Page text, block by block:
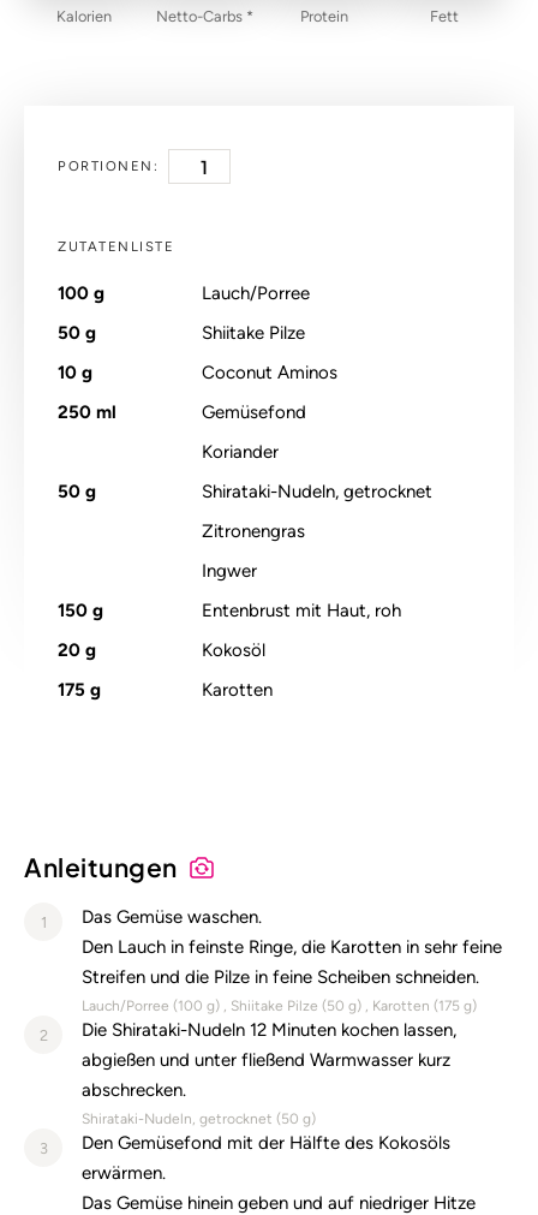
Kalorien Netto-Carbs * Protein Fett
PORTIONEN:
ZUTATENLISTE
100 g
Lauch/Porree
50 g
Shiitake Pilze
10 g
Coconut Aminos
250 ml
Gemüsefond
Koriander
50 g
Shirataki-Nudeln, getrocknet
Zitronengras
Ingwer
150 g
Entenbrust mit Haut, roh
20 g
Kokosöl
175 g Karotten
Anleitungen
1
Das Gemüse waschen.
Den Lauch in feinste Ringe, die Karotten in sehr feine
Streifen und die Pilze in feine Scheiben schneiden.
Lauch/Porree (100 g) Shiitake Pilze (50 g) Karotten (175 g)
2
Die Shirataki-Nudeln 12 Minuten kochen lassen,
abgießen und unter fließend Warmwasser kurz
abschrecken.
Shirataki-Nudeln, getrocknet (50 g)
3
Den Gemüsefond mit der Hälfte des Kokosöls
erwärmen.
Das Gemüse hinein geben und auf niedriger Hitze